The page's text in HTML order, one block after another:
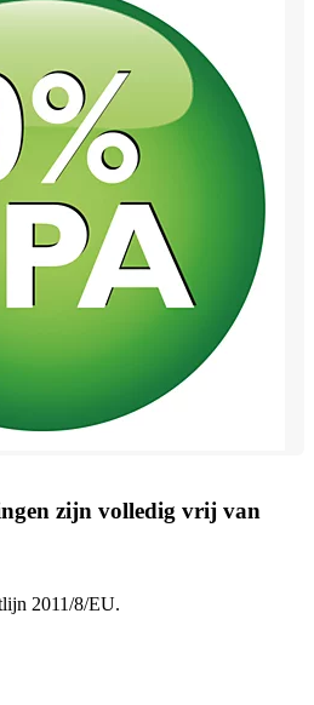
zijn volledig vrij van
2011/8/EU.